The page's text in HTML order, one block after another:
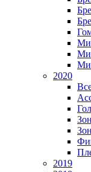
2020
2019